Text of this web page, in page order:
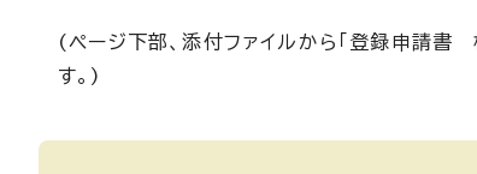
(ページ下部、添付ファイルから「登録申請
す。)